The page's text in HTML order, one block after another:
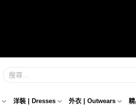
洋裝 | Dresses 外衣 | Outwears